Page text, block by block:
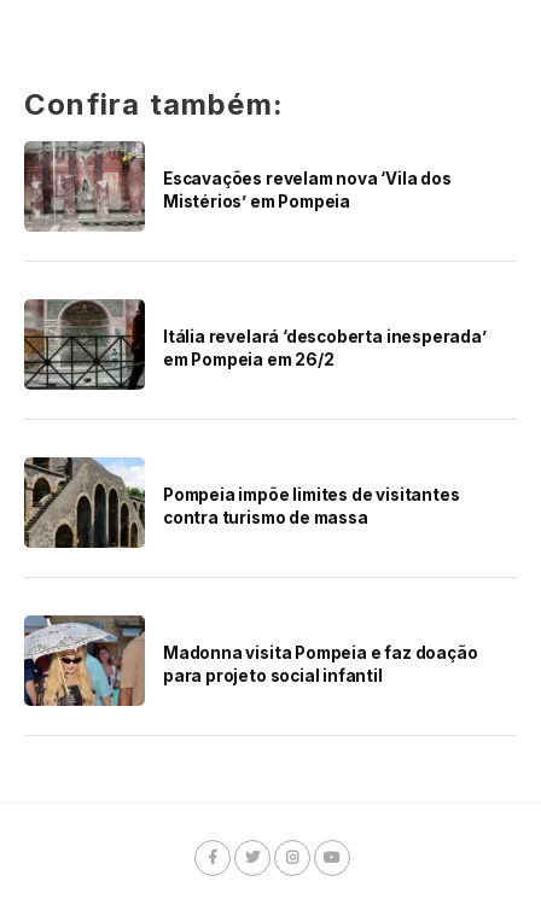
Confira também:
Escavações revelam nova ‘Vila dos
Mistérios’ em Pompeia
Itália revelará ‘descoberta inesperada’
em Pompeia em 26/2
Pompeia impõe limites de visitantes
contra turismo de massa
Madonna visita Pompeia e faz doação
para projeto social infantil